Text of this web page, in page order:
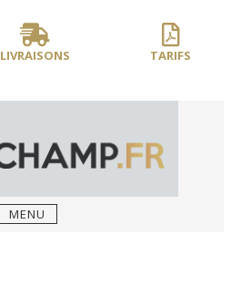
LIVRAISONS TARIFS
MENU